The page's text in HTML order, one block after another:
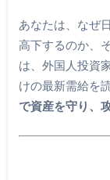
あなたは、なぜ
高下するのか、
は、外国人投資
けの最新需給を
で資産を守り、